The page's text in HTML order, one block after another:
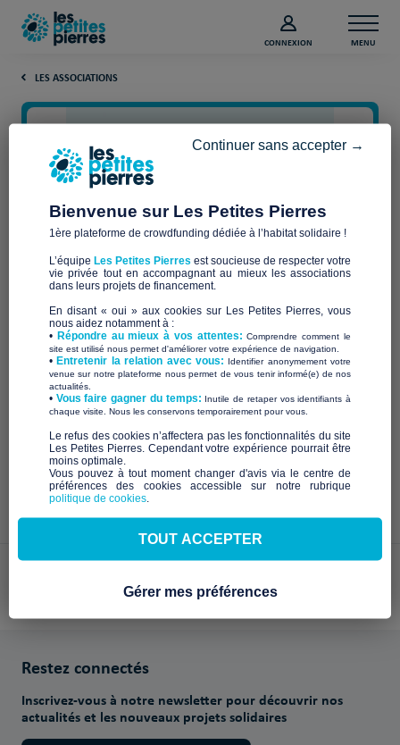
CONNEXION MENU
LES ASSOCIATIONS
Association Les Bras Ouverts
Qui sommes-nous ?
À venir
Restez connectés
Inscrivez-vous à notre newsletter pour découvrir nos
actualités et les nouveaux projets solidaires
Bienvenue sur Les Petites Pierres
1ère plateforme de crowdfunding dédiée à l’habitat solidaire !
L’équipe Les Petites Pierres est soucieuse de respecter votre
vie privée tout en accompagnant au mieux les associations
dans leurs projets de financement.
En disant « oui » aux cookies sur Les Petites Pierres, vous
nous aidez notamment à :
• Répondre au mieux à vos attentes:Comprendre comment le
site est utilisé nous permet d'améliorer votre expérience de navigation.
•Entretenir la relation avec vous: Identifier anonymement votre
venue sur notre plateforme nous permet de vous tenir informé(e) de nos
actualités.
​• Vous faire gagner du temps: Inutile de retaper vos identifiants à
chaque visite. Nous les conservons temporairement pour vous.
​Le refus des cookies n’affectera pas les fonctionnalités du site
Les Petites Pierres. Cependant votre expérience pourrait être
moins optimale.​
Vous pouvez à tout moment changer d'avis via le centre de
préférences des cookies accessible sur notre rubrique
politique de cookies
Continuer sans accepter →
TOUT ACCEPTER
Gérer mes préférences